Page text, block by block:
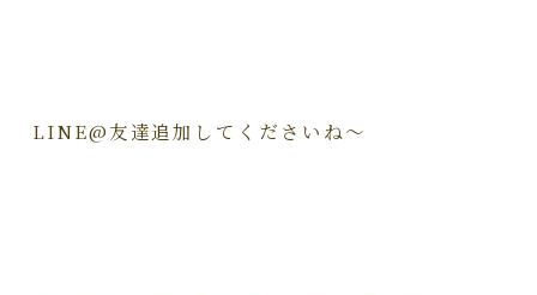
LINE@友達追加してくださいね～